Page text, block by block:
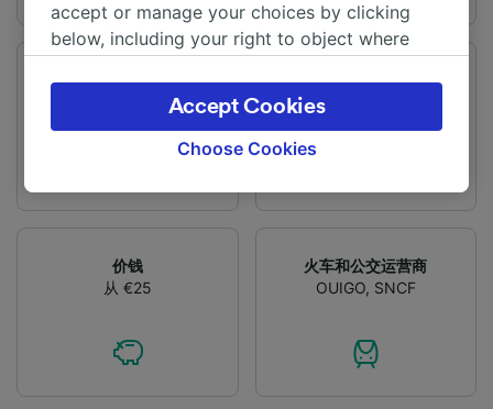
频率
每天有9趟列车
变化
提供直达列车
价钱
从 €25
火车和公交运营商
OUIGO, SNCF
accept or manage your choices by clicking
below, including your right to object where
the privacy policy page. These choices will be
signaled to our partners and will not affect
browsing data. Your data will not be used for
track you.
Use precise geolocation data. Actively scan
device characteristics for identification. Store
advertising and content measurement,
audience research and services development.
Choose Cookies
Accept Cookies